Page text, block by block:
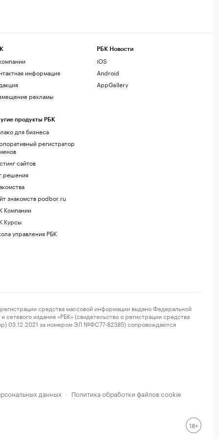
информация
рекламы
продукты РБК
для бизнеса
регистратор
сайтов
знакомств podbor.ru
Компании
Курсы
управления РБК
РБК Новости
iOS
Android
AppGallery
средства массовой информации выдано Федеральной
издания «РБК» (свидетельство о регистрации средства
03.12.2021 за номером ЭЛ №ФС77-82385) сопровождаются
данных · Политика обработки файлов cookie
18+